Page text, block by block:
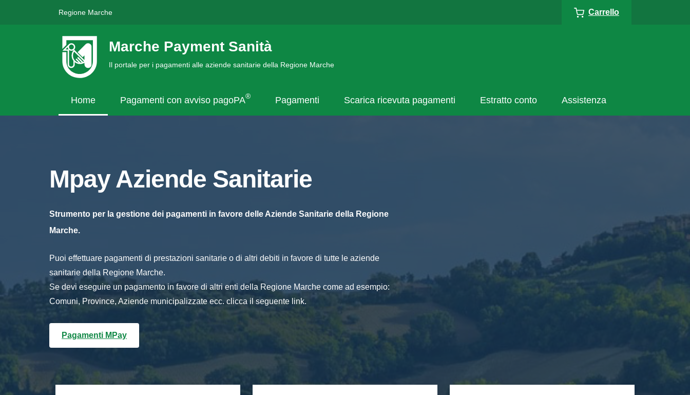
Regione Marche Carrello
Marche Payment Sanità
Il portale per i pagamenti alle aziende sanitarie della Regione Marche
Home Pagamenti con avviso pagoPA® Pagamenti Scarica ricevuta pagamenti Estratto conto Assistenza
Mpay Aziende Sanitarie
Strumento per la gestione dei pagamenti in favore delle Aziende Sanitarie della Regione
Marche.
Puoi effettuare pagamenti di prestazioni sanitarie o di altri debiti in favore di tutte le aziende
sanitarie della Regione Marche.
Se devi eseguire un pagamento in favore di altri enti della Regione Marche come ad esempio:
Comuni, Province, Aziende municipalizzate ecc. clicca il seguente link.
Pagamenti MPay